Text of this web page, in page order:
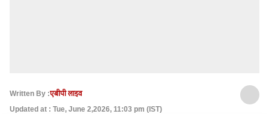
Written By :एबीपी लाइव
Updated at : Tue, June 2,2026, 11:03 pm (IST)